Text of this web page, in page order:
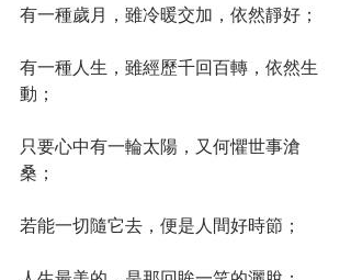
有一種歲月，雖冷暖交加，依然靜好；
有一種人生，雖經歷千回百轉，依然生
動；
只要心中有一輪太陽，又何懼世事滄
桑；
若能一切隨它去，便是人間好時節；